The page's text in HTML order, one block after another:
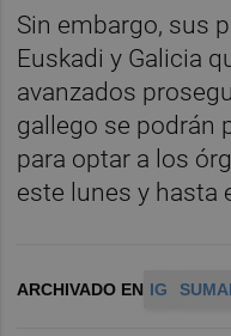
Sin embargo, sus
Euskadi y Galicia
avanzados
gallego se podrán
para optar a los
este lunes y hasta
ARCHIVADO EN IG